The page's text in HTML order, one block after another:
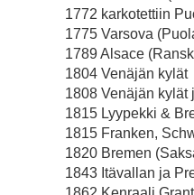
1772 karkotettiin
1775 Varsova
1789 Alsace
1804 Venäjän kylät
1808 Venäjän kylät
1815 Lyypekki &
1815 Franken,
1820 Bremen
1843 Itävallan ja